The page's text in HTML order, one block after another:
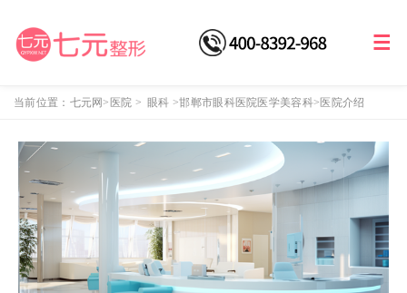
当前位置： 七元网>医院 > 眼科 >邯郸市眼科医院医学美容科>医院介绍